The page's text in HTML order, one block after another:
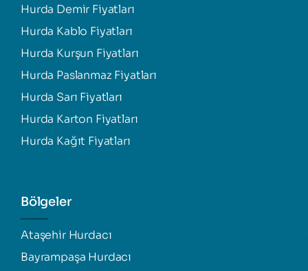
Hurda Demir Fiyatları
Hurda Kablo Fiyatları
Hurda Kurşun Fiyatları
Hurda Paslanmaz Fiyatları
Hurda Sarı Fiyatları
Hurda Karton Fiyatları
Hurda Kağıt Fiyatları
Bölgeler
Ataşehir Hurdacı
Bayrampaşa Hurdacı